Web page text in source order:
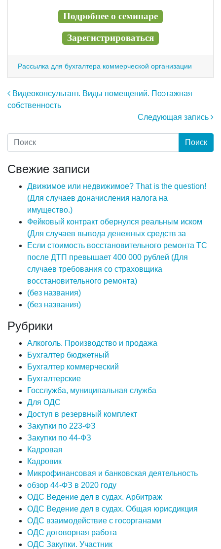
Подробнее о семинаре
Зарегистрироваться
Рассылка для бухгалтера коммерческой организации
Навигация по записям
Видеоконсультант. Виды помещений. Поэтажная
собственность
Следующая запись
Свежие записи
Движимое или недвижимое? That is the question!
(Для случаев доначисления налога на
имущество.)
Фейковый контракт обернулся реальным иском
(Для случаев вывода денежных средств за
Если стоимость восстановительного ремонта ТС
после ДТП превышает 400 000 рублей (Для
случаев требования со страховщика
восстановительного ремонта)
(без названия)
(без названия)
Рубрики
Алкоголь. Производство и продажа
Бухгалтер бюджетный
Бухгалтер коммерческий
Бухгалтерские
Госслужба, муниципальная служба
Для ОДС
Доступ в резервный комплект
Закупки по 223-ФЗ
Закупки по 44-ФЗ
Кадровая
Кадровик
Микрофинансовая и банковская деятельность
обзор 44-ФЗ в 2020 году
ОДС Ведение дел в судах. Арбитраж
ОДС Ведение дел в судах. Общая юрисдикция
ОДС взаимодействие с госорганами
ОДС договорная работа
ОДС Закупки. Участник